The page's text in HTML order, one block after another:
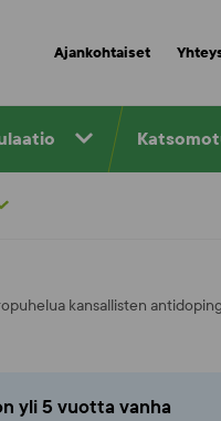
Ajankohtaiset
kansallisten
yli 5 vuotta vanha